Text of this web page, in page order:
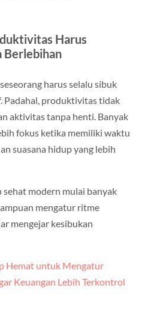
Harus
Berlebihan
harus selalu sibuk
Padahal, produktivitas tidak
aktivitas tanpa henti. Banyak
fokus ketika memiliki waktu
suasana hidup yang lebih
sehat modern mulai banyak
mengatur ritme
mengejar kesibukan
Hemat untuk Mengatur
Keuangan Lebih Terkontrol